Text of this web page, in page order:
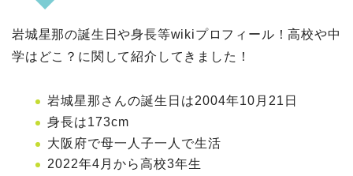
岩城星那の誕生日や身長等wikiプロフィール！高校や中
学はどこ？に関して紹介してきました！
岩城星那さんの誕生日は2004年10月21日
身長は173cm
大阪府で母一人子一人で生活
2022年4月から高校3年生